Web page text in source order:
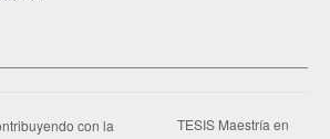
con la
TESIS Maestría en